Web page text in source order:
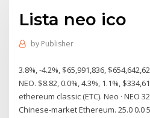
Lista neo ico
by Publisher
3.8%, -4.2%, $65,991,836,
NEO. $8.82, 0.0%, 4.3%, 1.1%,
ethereum classic (ETC). Neo · NEO
Chinese-market Ethereum. 25.0 0.0